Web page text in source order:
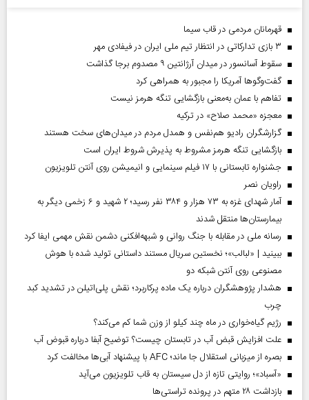
قهرمانان مردمی در قاب سیما
۳ بازی تدارکاتی در انتظار تیم ملی ایران در فیفادی مهر
سقوط آسانسور در میدان آرژانتین ۹ مصدوم برجا گذاشت
گفت‌وگوها آمریکا را مجبور به همراهی کرد
تفاهم با عمان به‌معنی بازگشایی تنگه هرمز نیست
معجزه «محمد صلاح» در ترکیه
گزارشگران رادیو هم‌نفس و همدل مردم در میدان‌های سخت هستند
بازگشایی تنگه هرمز مشروط به پذیرش شروط ایران است
جشنواره تابستانی با ۱۷ فیلم سینمایی و انیمیشن روی آنتن تلویزیون
راویان نصر
آمار شهدای غزه به ۷۳ هزار و ۳۸۴ نفر رسید؛ ۲ شهید و ۶ زخمی دیگر به
بیمارستان‌ها منتقل شدند
رسانه ملی در مقابله با جنگ روانی و شبهه‌افکنی دشمن نقش مهمی ایفا کرد
ببینید | «لبالب»؛ نخستین سریال مستند داستانی تولید شده با هوش
مصنوعی روی آنتن شبکه دو
هشدار پژوهشگران درباره یک ماده پرکاربرد؛ نقش پلی‌اتیلن در تشدید کبد
چرب
رژیم گیاه‌خواری در ماه چند کیلو از وزن شما کم می‌کند؟
علت افزایش قبض آب در تابستان چیست؟ توضیح آبفا درباره قبوض آب
بصره از میزبانی استقلال جا ماند؛ AFC با پیشنهاد آبی‌ها مخالفت کرد
«آسباد»؛ روایتی تازه از دل سیستان به قاب تلویزیون می‌آید
بازداشت ۲۸ متهم در پرونده تراستی‌ها